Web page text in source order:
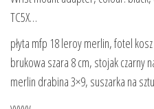
TC5X…
płyta mfp 18 leroy merlin, fotel
brukowa szara 8 cm, stojak czarny
merlin drabina 3×9, suszarka na